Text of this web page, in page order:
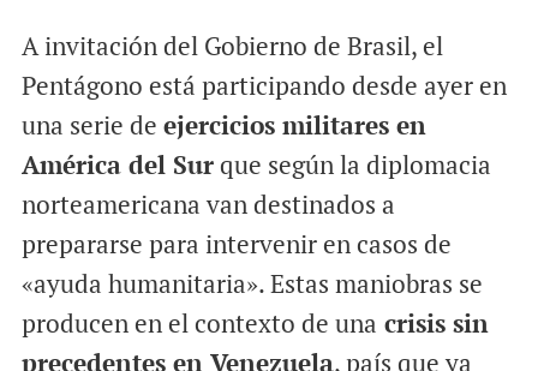
l
b
o
k
s
A
p
A invitación del Gobierno de Brasil, el
Pentágono está participando desde ayer en
una serie de ejercicios militares en
América del Surque según la diplomacia
norteamericana van destinados a
prepararse para intervenir en casos de
«ayuda humanitaria». Estas maniobras se
producen en el contexto de una crisis sin
precedentes en Venezuela, país que ya